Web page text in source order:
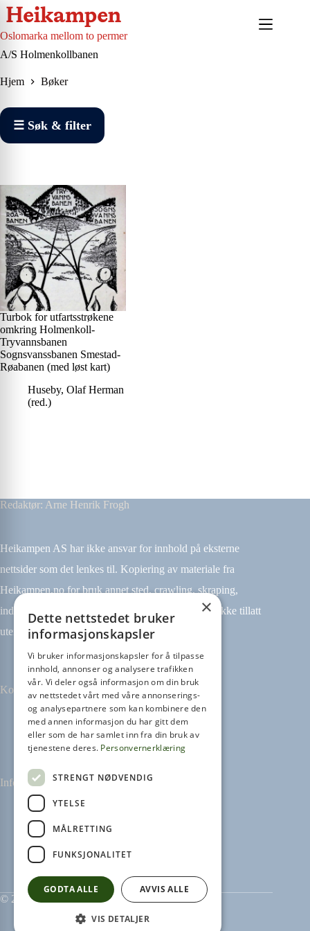
Hopp
til
innholdet
Oslomarka mellom to permer
A/S Holmenkollbanen
Hjem Bøker
☰ Søk & filter
Turbok for utfartsstrøkene
omkring Holmenkoll-
Tryvannsbanen
Sognsvanssbanen Smestad-
Røabanen (med løst kart)
Huseby, Olaf Herman
(red.)
Redaktør: Arne Henrik Frogh
Heikampen AS har ikke ansvar for innhold på eksterne
nettsider som det lenkes til. Kopiering av materiale fra
Heikampen.no for bruk annet sted, crawling, skraping,
indeksering (for eksempel tekst og datamining) er ikke tillatt
uten avtale.
Kontakt
Tilbakemeldinger
kontakt@heikampen.no
Informasjon
Leseguide
Personvernerklæring
Informasjonskapsler
© 2026 Heikampen AS
×
Dette nettstedet bruker
informasjonskapsler
Vi bruker informasjonskapsler for å tilpasse
innhold, annonser og analysere trafikken
vår. Vi deler også informasjon om din bruk
av nettstedet vårt med våre annonserings-
og analysepartnere som kan kombinere den
med annen informasjon du har gitt dem
eller som de har samlet inn fra din bruk av
tjenestene deres. Personvernerklæring
STRENGT NØDVENDIG
YTELSE
MÅLRETTING
FUNKSJONALITET
GODTA ALLE AVVIS ALLE
VIS DETALJER